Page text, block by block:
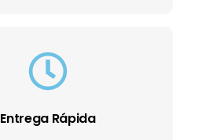
Entrega Rápida